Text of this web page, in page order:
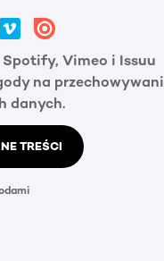
Vimeo i Issuu
na
danych.
TREŚCI